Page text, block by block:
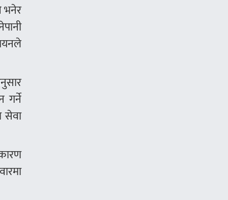
भनेर
गर्ने
सेवा